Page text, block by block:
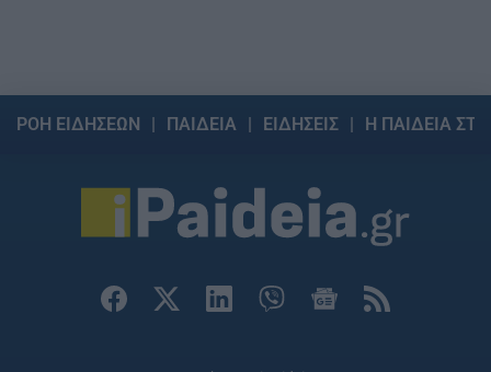
ΡΟΗ ΕΙΔΗΣΕΩΝ ΠΑΙΔΕΙΑ ΕΙΔΗΣΕΙΣ Η ΠΑΙΔΕΙΑ